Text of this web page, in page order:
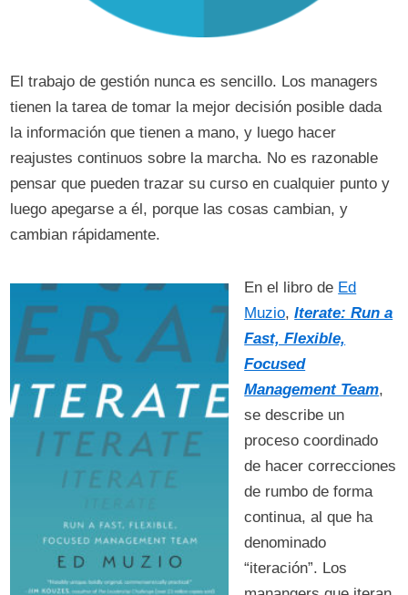
El trabajo de gestión nunca es sencillo. Los managers
tienen la tarea de tomar la mejor decisión posible dada
la información que tienen a mano, y luego hacer
reajustes continuos sobre la marcha. No es razonable
pensar que pueden trazar su curso en cualquier punto y
luego apegarse a él, porque las cosas cambian, y
cambian rápidamente.
En el libro de Ed
Muzio,Iterate: Run a
Fast, Flexible,
Focused
Management Team,
se describe un
proceso coordinado
de hacer correcciones
de rumbo de forma
continua, al que ha
denominado
“iteración”. Los